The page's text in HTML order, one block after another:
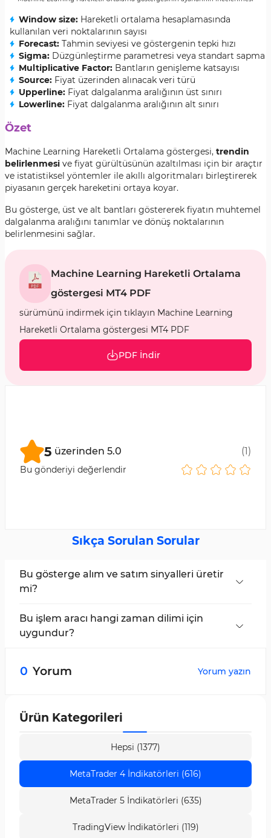
Window size: Hareketli ortalama hesaplamasında
kullanılan veri noktalarının sayısı
Forecast: Tahmin seviyesi ve göstergenin tepki hızı
Sigma: Düzgünleştirme parametresi veya standart sapma
Multiplicative Factor: Bantların genişleme katsayısı
Source: Fiyat üzerinden alınacak veri türü
Upperline: Fiyat dalgalanma aralığının üst sınırı
Lowerline: Fiyat dalgalanma aralığının alt sınırı
Özet
Machine Learning Hareketli Ortalama göstergesi, trendin
belirlenmesi ve fiyat gürültüsünün azaltılması için bir araçtır
ve istatistiksel yöntemler ile akıllı algoritmaları birleştirerek
piyasanın gerçek hareketini ortaya koyar.
Bu gösterge, üst ve alt bantları göstererek fiyatın muhtemel
dalgalanma aralığını tanımlar ve dönüş noktalarının
belirlenmesini sağlar.
Machine Learning Hareketli Ortalama
göstergesi MT4 PDF
sürümünü indirmek için tıklayın Machine Learning
Hareketli Ortalama göstergesi MT4 PDF
PDF İndir
5 üzerinden 5.0 (1)
Bu gönderiyi değerlendir
Sıkça Sorulan Sorular
Bu gösterge alım ve satım sinyalleri üretir
mi?
göstergesi renkli işaretçiler kullanarak alım ve
satım sinyalleri üretir.
Bu işlem aracı hangi zaman dilimi için
uygundur?
zaman dilimlerinde uygulanabilir.
0 Yorum Yorum yazın
Ürün Kategorileri
Hepsi (1377)
MetaTrader 4 İndikatörleri (616)
MetaTrader 5 İndikatörleri (635)
TradingView İndikatörleri (119)